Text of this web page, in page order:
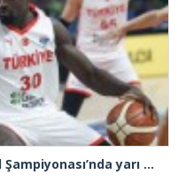
12 Dev Adam, Avrupa Basketbol Şampiyonası’nda yarı finale yükseldi